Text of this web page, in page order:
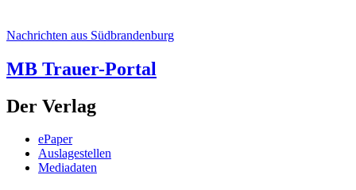
Nachrichten aus Südbrandenburg
MB Trauer-Portal
Der Verlag
ePaper
Auslagestellen
Mediadaten